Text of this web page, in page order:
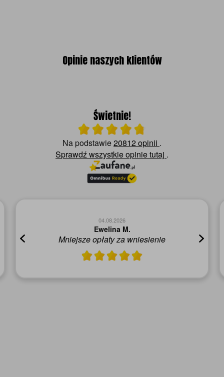
Opinie naszych klientów
Świetnie!
Ocena średnia 4.8 na 5
Na podstawie20812 opinii .
Sprawdź wszystkie opinietutaj .
04.08.2026
Mniejsze opłaty za wniesienie
Ewelina M.